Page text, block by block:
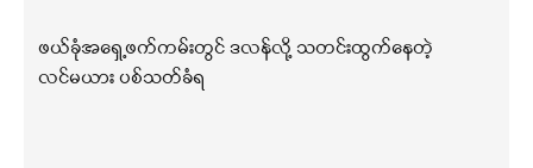
ဖယ်ခုံအရှေ့ဖက်ကမ်းတွင် ဒလန်လို့ သတင်းထွက်နေတဲ့
လင်မယား ပစ်သတ်ခံရ